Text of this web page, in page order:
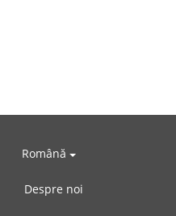
Română
Despre noi